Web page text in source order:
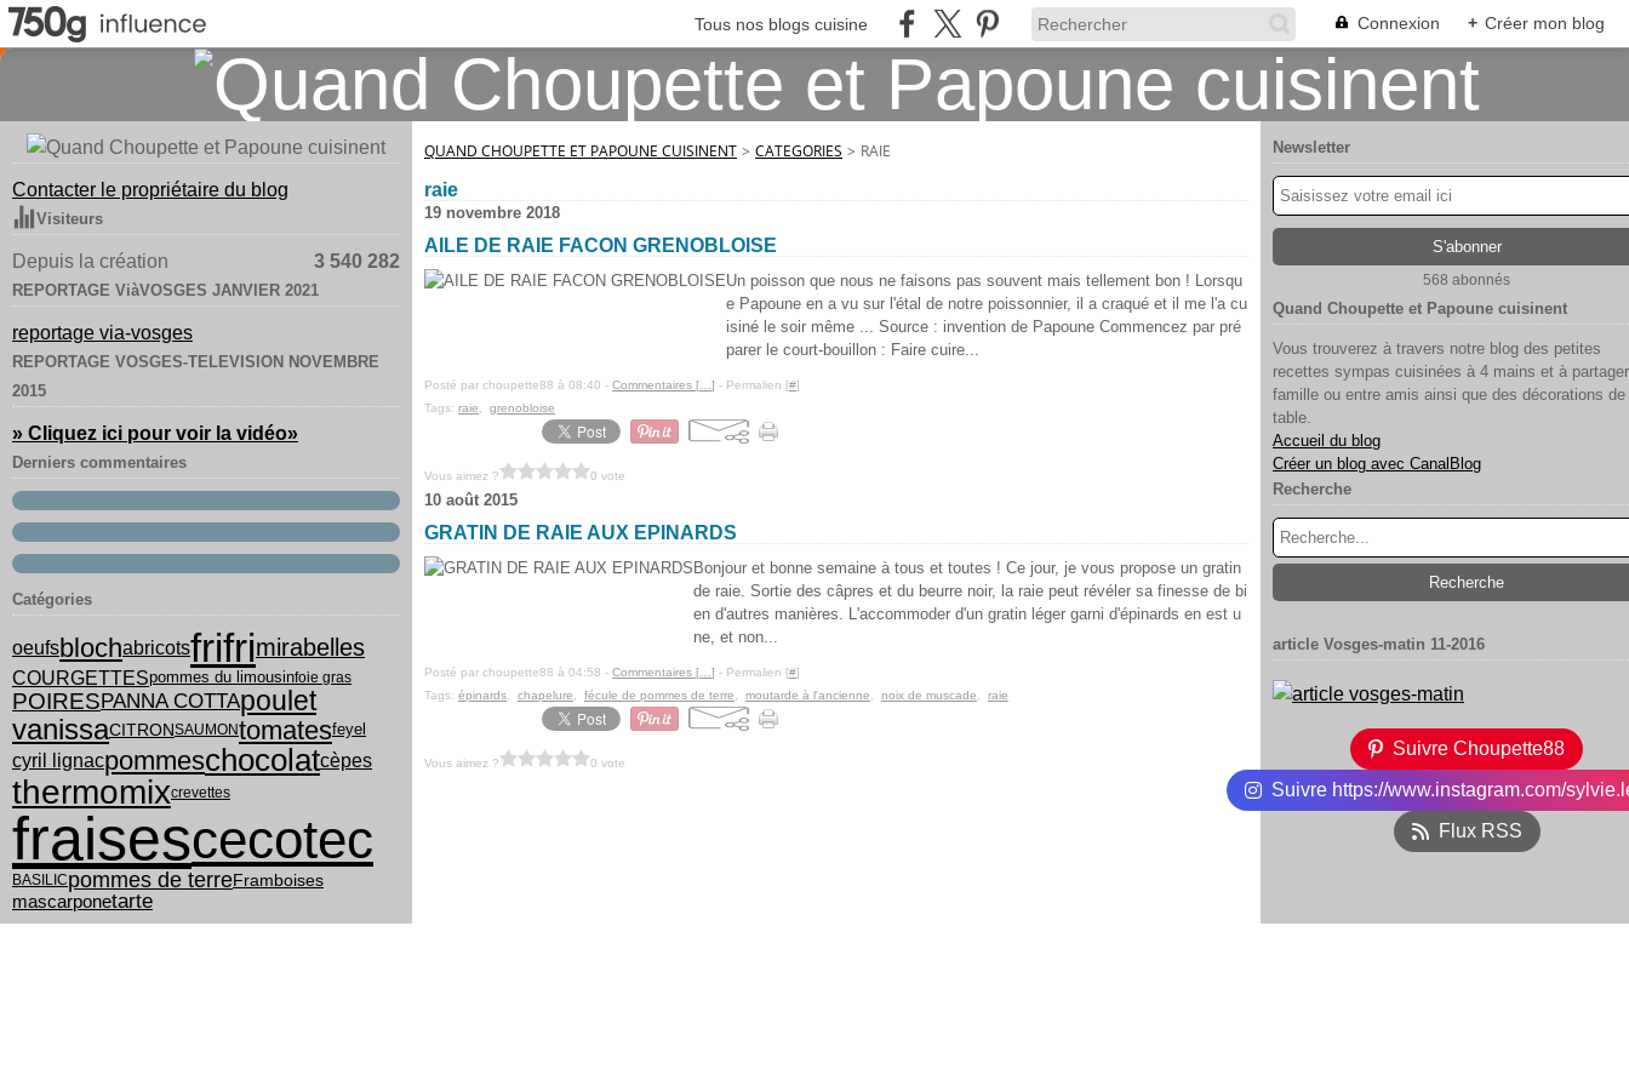
Tous nos blogs cuisine Connexion + Créer mon blog
Contacter le propriétaire du blog
Visiteurs
Depuis la création 3 540 282
REPORTAGE ViàVOSGES JANVIER 2021
reportage via-vosges
REPORTAGE VOSGES-TELEVISION NOVEMBRE
2015
» Cliquez ici pour voir la vidéo»
Derniers commentaires
Catégories
oeufsblochabricotsfrifrimirabelles
COURGETTESpommes du limousinfoie gras
POIRESPANNA COTTApoulet
vanissaCITRONSAUMONtomatesfeyel
cyril lignacpommeschocolatcèpes
thermomixcrevettes
fraisescecotec
BASILICpommes de terreFramboises
mascarponetarte
QUAND CHOUPETTE ET PAPOUNE CUISINENT > CATEGORIES > RAIE
raie
19 novembre 2018
AILE DE RAIE FACON GRENOBLOISE
Un poisson que nous ne faisons pas souvent mais tellement bon ! Lorsqu
e Papoune en a vu sur l'étal de notre poissonnier, il a craqué et il me l'a cu
isiné le soir même ... Source : invention de Papoune Commencez par pré
parer le court-bouillon : Faire cuire...
Posté par choupette88 à 08:40 - Commentaires [ ] - Permalien [#]
Tags: raie grenobloise
Vous aimez ? 0 vote
10 août 2015
GRATIN DE RAIE AUX EPINARDS
Bonjour et bonne semaine à tous et toutes ! Ce jour, je vous propose un gratin
de raie. Sortie des câpres et du beurre noir, la raie peut révéler sa finesse de bi
en d'autres manières. L'accommoder d'un gratin léger garni d'épinards en est u
ne, et non...
Posté par choupette88 à 04:58 - Commentaires [ ] - Permalien [#]
Tags: épinards chapelure fécule de pommes de terre moutarde à l'ancienne noix de muscade raie
Vous aimez ? 0 vote
Newsletter
568 abonnés
Quand Choupette et Papoune cuisinent
Vous trouverez à travers notre blog des petites
recettes sympas cuisinées à 4 mains et à
famille ou entre amis ainsi que des décorations de
table.
Accueil du blog
Créer un blog avec CanalBlog
Recherche
article Vosges-matin 11-2016
Suivre Choupette88
Suivre https://www.instagram.com/
Flux RSS